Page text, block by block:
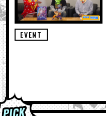
ガシャポン
EVENT